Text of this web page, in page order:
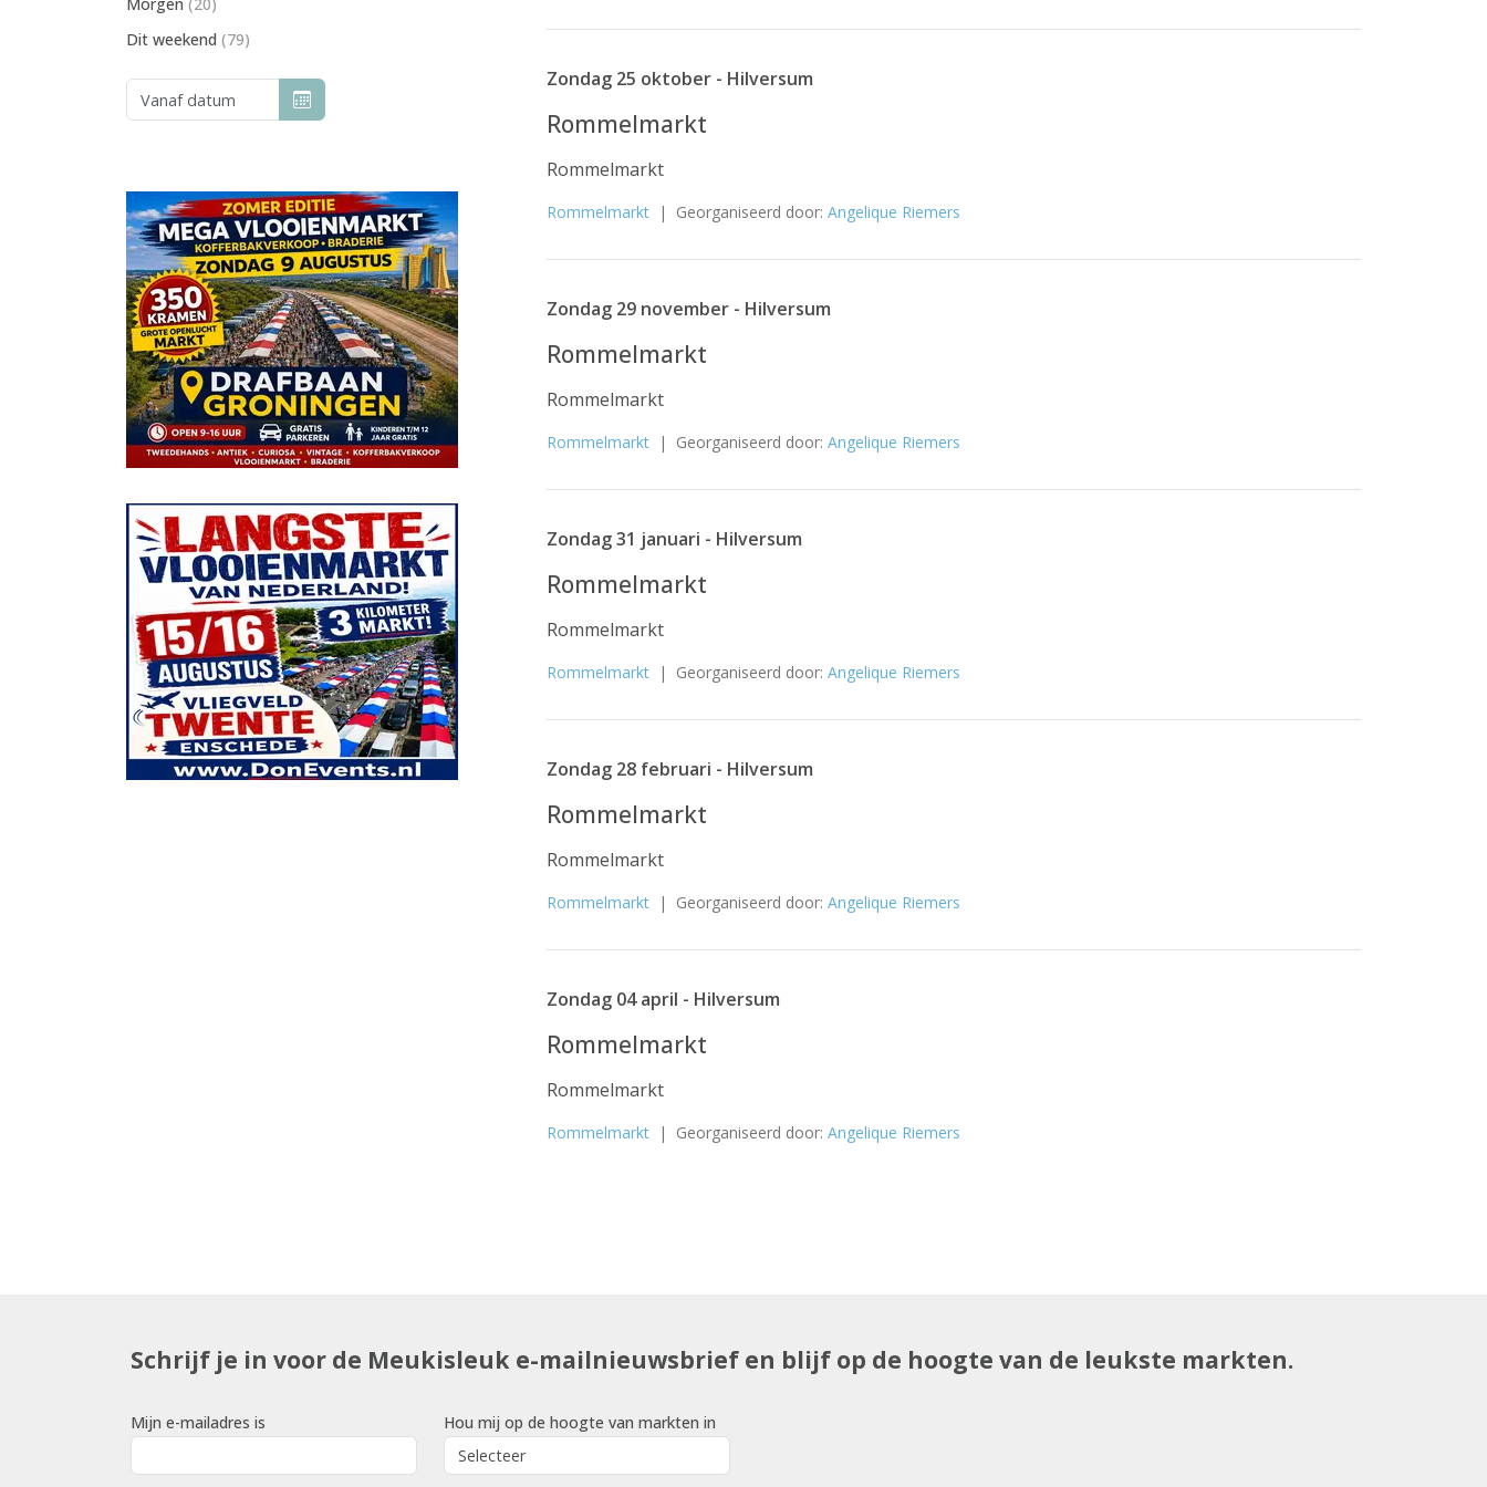
Dit weekend (79)
Zondag 25 oktober - Hilversum
Rommelmarkt
Rommelmarkt
Rommelmarkt | Georganiseerd door: Angelique Riemers
Zondag 29 november - Hilversum
Rommelmarkt
Rommelmarkt
Rommelmarkt | Georganiseerd door: Angelique Riemers
Zondag 31 januari - Hilversum
Rommelmarkt
Rommelmarkt
Rommelmarkt | Georganiseerd door: Angelique Riemers
Zondag 28 februari - Hilversum
Rommelmarkt
Rommelmarkt
Rommelmarkt | Georganiseerd door: Angelique Riemers
Zondag 04 april - Hilversum
Rommelmarkt
Rommelmarkt
Rommelmarkt | Georganiseerd door: Angelique Riemers
Schrijf je in voor de Meukisleuk e-mailnieuwsbrief en blijf op de hoogte van de leukste markten.
Mijn e-mailadres is Hou mij op de hoogte van markten in